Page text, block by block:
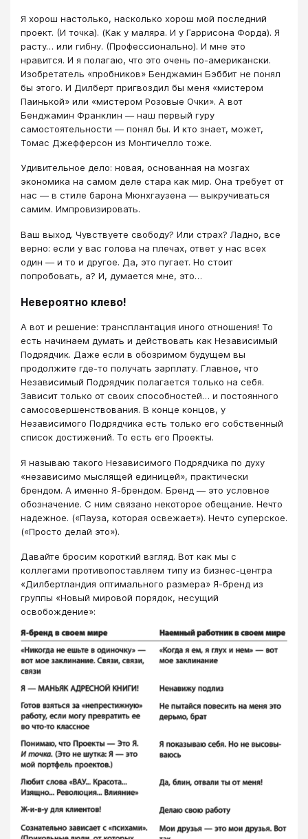
Я хорош настолько, насколько хорош мой последний
проект. (И точка). (Как у маляра. И у Гаррисона Форда). Я
расту… или гибну. (Профессионально). И мне это
нравится. И я полагаю, что это очень по-американски.
Изобретатель «пробников» Бенджамин Бэббит не понял
бы этого. И Дилберт пригвоздил бы меня «мистером
Паинькой» или «мистером Розовые Очки». А вот
Бенджамин Франклин — наш первый гуру
самостоятельности — понял бы. И кто знает, может,
Томас Джефферсон из Монтичелло тоже.
Удивительное дело: новая, основанная на мозгах
экономика на самом деле стара как мир. Она требует от
нас — в стиле барона Мюнхгаузена — выкручиваться
самим. Импровизировать.
Ваш выход. Чувствуете свободу? Или страх? Ладно, все
верно: если у вас голова на плечах, ответ у нас всех
один — и то и другое. Да, это пугает. Но стоит
попробовать, а? И, думается мне, это…
Невероятно клево!
А вот и решение: трансплантация иного отношения! То
есть начинаем думать и действовать как Независимый
Подрядчик. Даже если в обозримом будущем вы
продолжите где-то получать зарплату. Главное, что
Независимый Подрядчик полагается только на себя.
Зависит только от своих способностей… и постоянного
самосовершенствования. В конце концов, у
Независимого Подрядчика есть только его собственный
список достижений. То есть его Проекты.
Я называю такого Независимого Подрядчика по духу
«независимо мыслящей единицей», практически
брендом. А именно Я-брендом. Бренд — это условное
обозначение. С ним связано некоторое обещание. Нечто
надежное. («Пауза, которая освежает»). Нечто суперское.
(«Просто делай это»).
Давайте бросим короткий взгляд. Вот как мы с
коллегами противопоставляем типу из бизнес-центра
«Дилбертландия оптимального размера» Я-бренд из
группы «Новый мировой порядок, несущий
освобождение»: